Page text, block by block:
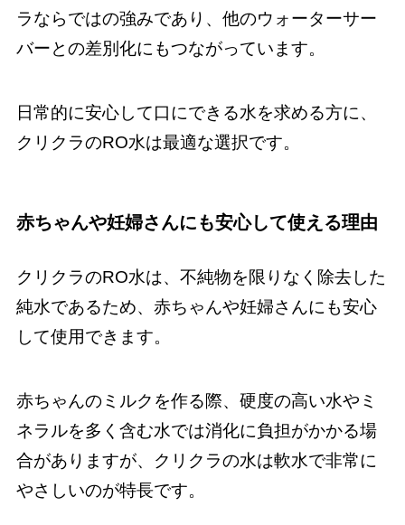
ラならではの強みであり、他のウォーターサー
バーとの差別化にもつながっています。
日常的に安心して口にできる水を求める方に、
クリクラのRO水は最適な選択です。
赤ちゃんや妊婦さんにも安心して使える理由
クリクラのRO水は、不純物を限りなく除去した
純水であるため、赤ちゃんや妊婦さんにも安心
して使用できます。
赤ちゃんのミルクを作る際、硬度の高い水やミ
ネラルを多く含む水では消化に負担がかかる場
合がありますが、クリクラの水は軟水で非常に
やさしいのが特長です。